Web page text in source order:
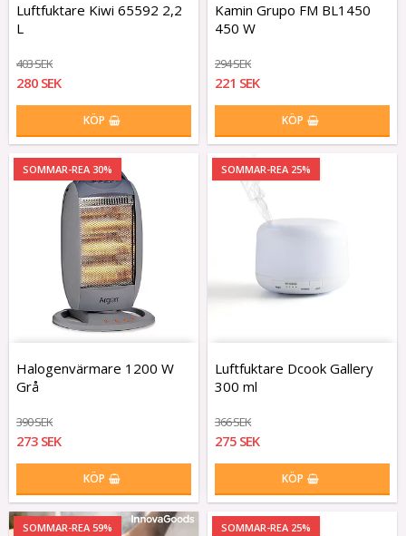
Luftfuktare Kiwi 65592 2,2
L
403 SEK
280 SEK
KÖP
Kamin Grupo FM BL1450
450 W
294 SEK
221 SEK
KÖP
SOMMAR-REA 30%
Halogenvärmare 1200 W
Grå
390 SEK
273 SEK
KÖP
SOMMAR-REA 25%
Luftfuktare Dcook Gallery
300 ml
366 SEK
275 SEK
KÖP
SOMMAR-REA 59% SOMMAR-REA 25%